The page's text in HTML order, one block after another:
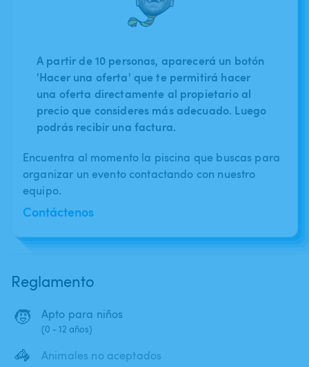
A partir de 10 personas, aparecerá un botón
'Hacer una oferta' que te permitirá hacer
una oferta directamente al propietario al
precio que consideres más adecuado. Luego
podrás recibir una factura.
Encuentra al momento la piscina que buscas para
organizar un evento contactando con nuestro
equipo.
Contáctenos
Reglamento
🧒 Apto para niños
(0 - 12 años)
🦓 Animales no aceptados